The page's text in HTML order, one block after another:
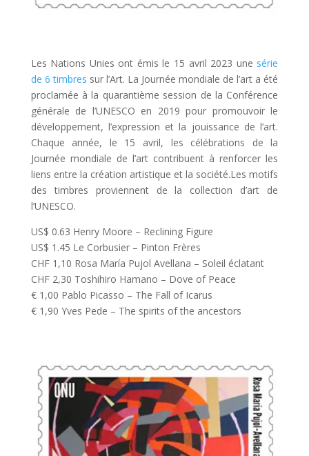
Les Nations Unies ont émis le 15 avril 2023 une série
de 6 timbres sur l’Art. La Journée mondiale de l’art a été
proclamée à la quarantième session de la Conférence
générale de l’UNESCO en 2019 pour promouvoir le
développement, l’expression et la jouissance de l’art.
Chaque année, le 15 avril, les célébrations de la
Journée mondiale de l’art contribuent à renforcer les
liens entre la création artistique et la société.Les motifs
des timbres proviennent de la collection d’art de
l’UNESCO.
US$ 0.63 Henry Moore – Reclining Figure
US$ 1.45 Le Corbusier – Pinton Frères
CHF 1,10 Rosa María Pujol Avellana – Soleil éclatant
CHF 2,30 Toshihiro Hamano – Dove of Peace
€ 1,00 Pablo Picasso – The Fall of Icarus
€ 1,90 Yves Pede – The spirits of the ancestors